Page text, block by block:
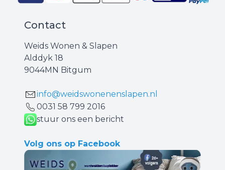
Contact
Weids Wonen & Slapen
Alddyk 18
9044MN Bitgum
info@weidswonenenslapen.nl
0031 ‪58 799 2016‬
stuur ons een bericht
Volg ons op Facebook